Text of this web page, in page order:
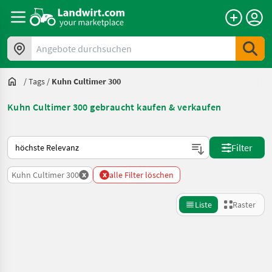
Angebote durchsuchen
/Tags / Kuhn Cultimer 300
Kuhn Cultimer 300 gebraucht kaufen & verkaufen
So wird auf Landwirt.com sortiert
Filter
Kuhn Cultimer 300 x x alle Filter löschen
Liste Raster